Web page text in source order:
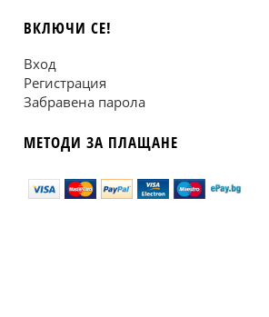
ВКЛЮЧИ СЕ!
Вход
Регистрация
Забравена парола
МЕТОДИ ЗА ПЛАЩАНЕ